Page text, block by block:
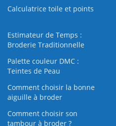
Calculatrice toile et points
Estimateur de Temps :
Broderie Traditionnelle
Palette couleur DMC :
Teintes de Peau
Comment choisir la bonne
aiguille à broder
Comment choisir son
tambour à broder ?